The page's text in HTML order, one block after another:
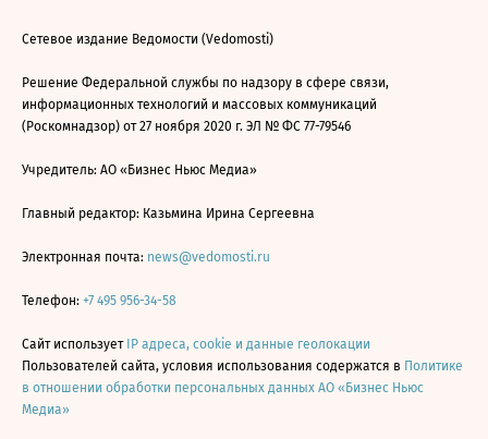
Сетевое издание Ведомости (Vedomosti)
Решение Федеральной службы по надзору в сфере связи,
информационных технологий и массовых коммуникаций
(Роскомнадзор) от 27 ноября 2020 г. ЭЛ № ФС 77-79546
Учредитель: АО «Бизнес Ньюс Медиа»
Главный редактор: Казьмина Ирина Сергеевна
Электронная почта: news@vedomosti.ru
Телефон: +7 495 956-34-58
Сайт использует IP адреса, cookie и данные геолокации
Пользователей сайта, условия использования содержатся в Политике
в отношении обработки персональных данных АО «Бизнес Ньюс
Медиа»